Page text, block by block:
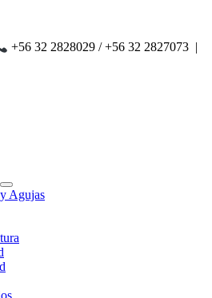
+56 32 2828029 / +56 32 2827073 |
Agujas